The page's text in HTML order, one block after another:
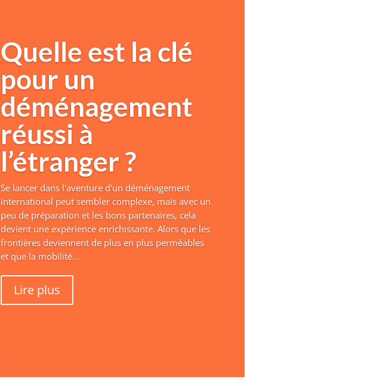
Quelle est la clé
pour un
déménagement
réussi à
l’étranger ?
Se lancer dans l'aventure d'un déménagement
international peut sembler complexe, mais avec un
peu de préparation et les bons partenaires, cela
devient une expérience enrichissante. Alors que les
frontières deviennent de plus en plus perméables
et que la mobilité...
Lire plus